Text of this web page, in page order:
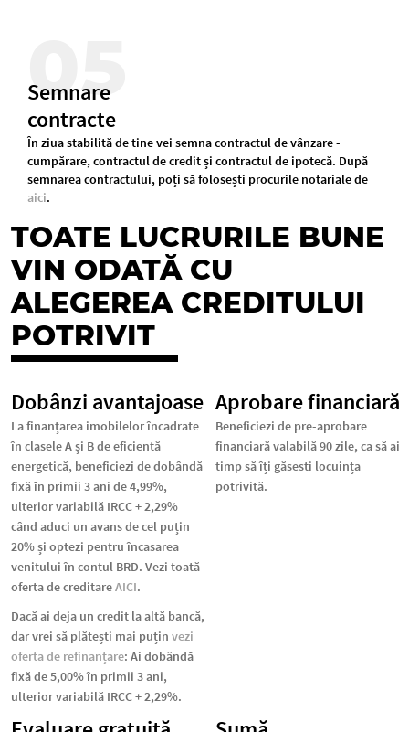
05
Semnare
contracte
În ziua stabilită de tine vei semna contractul de vânzare -
cumpărare, contractul de credit și contractul de ipotecă. După
semnarea contractului, poți să folosești procurile notariale de
aici.
TOATE LUCRURILE BUNE
VIN ODATĂ CU
ALEGEREA CREDITULUI
POTRIVIT
Dobânzi avantajoase
La finanțarea imobilelor încadrate
în clasele A și B de eficientă
energetică, beneficiezi dedobândă
fixă în primii 3 ani de 4,99%,
ulterior variabilă IRCC + 2,29%
când aduci un avans de cel puțin
20% și optezi pentru încasarea
venitului în contul BRD. Vezi toată
oferta de creditareAICI.
Dacă ai deja un credit la altă bancă,
dar vrei să plătești mai puțin vezi
oferta de refinanțare: Ai dobândă
fixă de 5,00% în primii 3 ani,
ulterior variabilă IRCC + 2,29%.
Aprobare financiară
Beneficiezi de pre-aprobare
financiară valabilă 90 zile, ca să ai
timp să îți găsesti locuința
potrivită.